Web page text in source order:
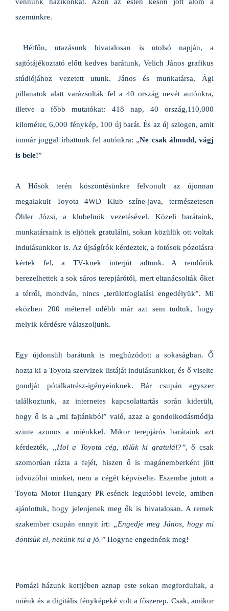
szemünkre.
Hétfőn, utazásunk hivatalosan is utolsó napján, a
sajtótájékoztató előtt kedves barátunk, Velich János grafikus
stúdiójához vezetett utunk. János és munkatársa, Ági
pillanatok alatt varázsolták fel a 40 ország nevét autónkra,
illetve a főbb mutatókat: 418 nap, 40 ország,110,000
kilométer, 6,000 fénykép, 100 új barát. És az új szlogen, amit
immár joggal írhattunk fel autónkra: „Ne csak álmodd, vágj
is bele!”
A Hősök terén köszöntésünkre felvonult az újonnan
megalakult Toyota 4WD Klub színe-java, természetesen
Öhler Józsi, a klubelnök vezetésével. Közeli barátaink,
munkatársaink is eljöttek gratulálni, sokan közülük ott voltak
indulásunkkor is. Az újságírók kérdeztek, a fotósok pózolásra
kértek fel, a TV-knek interjút adtunk. A rendőrök
berezelhettek a sok sáros terepjárótól, mert eltanácsolták őket
a térről, mondván, nincs „területfoglalási engedélyük”. Mi
eközben 200 méterrel odébb már azt sem tudtuk, hogy
melyik kérdésre válaszoljunk.
Egy újdonsült barátunk is meghúzódott a sokaságban. Ő
hozta ki a Toyota szervizek listáját indulásunkkor, és ő viselte
gondját pótalkatrész-igényeinknek. Bár csupán egyszer
találkoztunk, az internetes kapcsolattartás során kiderült,
hogy ő is a „mi fajtánkból” való, azaz a gondolkodásmódja
szinte azonos a miénkkel. Mikor terepjárós barátaink azt
kérdezték,
„Hol a Toyota cég, tőlük ki gratulál?”, ő csak
szomorúan rázta a fejét, hiszen ő is magánemberként jött
üdvözölni minket, nem a cégét képviselte. Eszembe jutott a
Toyota Motor Hungary PR-esének legutóbbi levele, amiben
ajánlottuk, hogy jelenjenek meg ők is hivatalosan. A remek
szakember csupán ennyit írt:
„Engedje meg János, hogy mi
döntsük el, nekünk mi a jó.” Hogyne engednénk meg!
Pomázi házunk kertjében aznap este sokan megfordultak, a
miénk és a digitális fényképeké volt a főszerep. Csak, amikor